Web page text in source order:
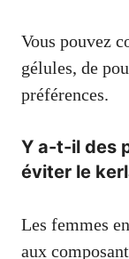
Vous pouvez
gélules, de
préférences.
Y a-t-il des
éviter le
Les femmes
aux